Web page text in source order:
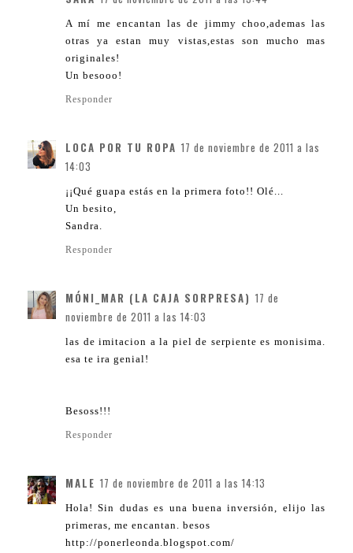
A mí me encantan las de jimmy choo,ademas las
otras ya estan muy vistas,estas son mucho mas
originales!
Un besooo!
Responder
LOCA POR TU ROPA 17 de noviembre de 2011 a las
14:03
¡¡Qué guapa estás en la primera foto!! Olé...
Un besito,
Sandra.
Responder
MÓNI_MAR (LA CAJA SORPRESA) 17 de
noviembre de 2011 a las 14:03
las de imitacion a la piel de serpiente es monisima.
esa te ira genial!
Besoss!!!
Responder
MALE 17 de noviembre de 2011 a las 14:13
Hola! Sin dudas es una buena inversión, elijo las
primeras, me encantan. besos
http://ponerleonda.blogspot.com/